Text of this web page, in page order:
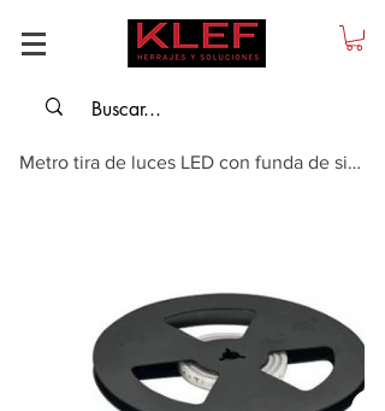
Metro tira de luces LED con funda de silicona 3046 24 V 8 mm para ranura 10 x...